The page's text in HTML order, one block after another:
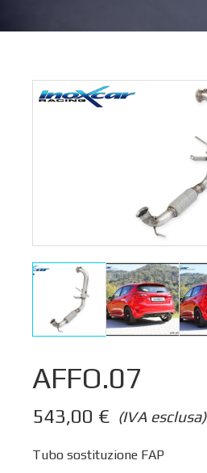
AFFO.07
(IVA esclusa)
543,00 €
Tubo sostituzione FAP